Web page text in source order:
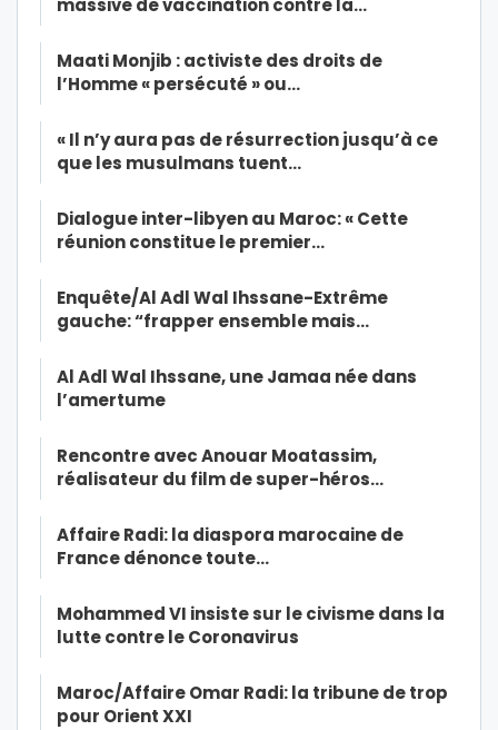
massive de vaccination contre la…
Maati Monjib : activiste des droits de
l’Homme « persécuté » ou…
« Il n’y aura pas de résurrection jusqu’à ce
que les musulmans tuent…
Dialogue inter-libyen au Maroc: « Cette
réunion constitue le premier…
Enquête/Al Adl Wal Ihssane-Extrême
gauche: “frapper ensemble mais…
Al Adl Wal Ihssane, une Jamaa née dans
l’amertume
Rencontre avec Anouar Moatassim,
réalisateur du film de super-héros…
Affaire Radi: la diaspora marocaine de
France dénonce toute…
Mohammed VI insiste sur le civisme dans la
lutte contre le Coronavirus
Maroc/Affaire Omar Radi: la tribune de trop
pour Orient XXI